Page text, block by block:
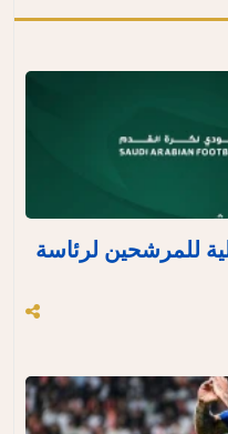
للمرشحين لرئاسة